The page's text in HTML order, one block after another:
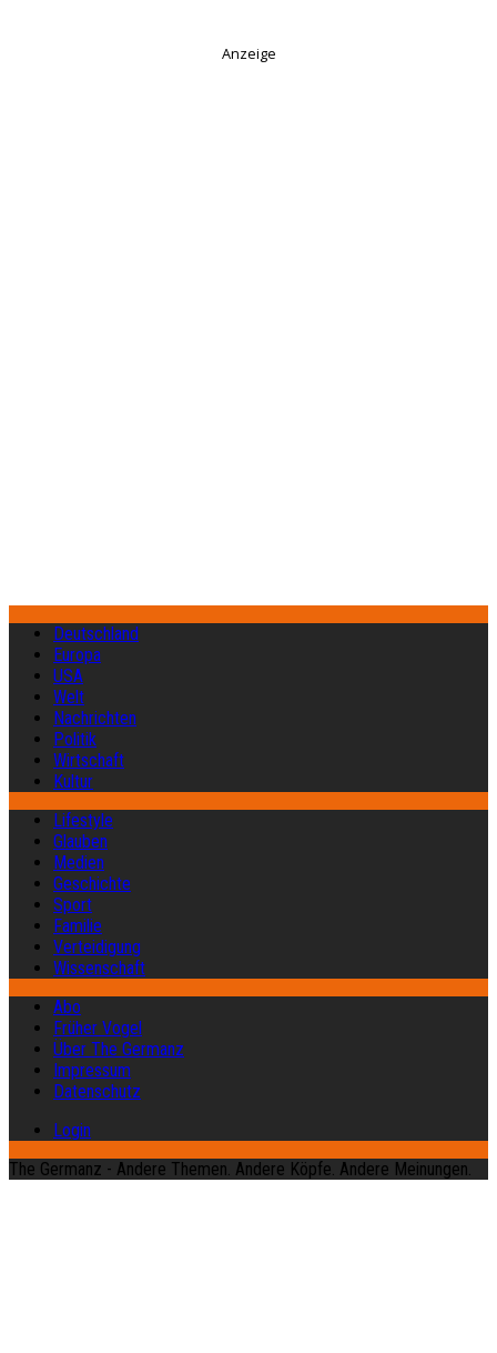
Anzeige
Deutschland
Europa
USA
Welt
Nachrichten
Politik
Wirtschaft
Kultur
Lifestyle
Glauben
Medien
Geschichte
Sport
Familie
Verteidigung
Wissenschaft
Abo
Früher Vogel
Über The Germanz
Impressum
Datenschutz
Login
The Germanz - Andere Themen. Andere Köpfe. Andere Meinungen.